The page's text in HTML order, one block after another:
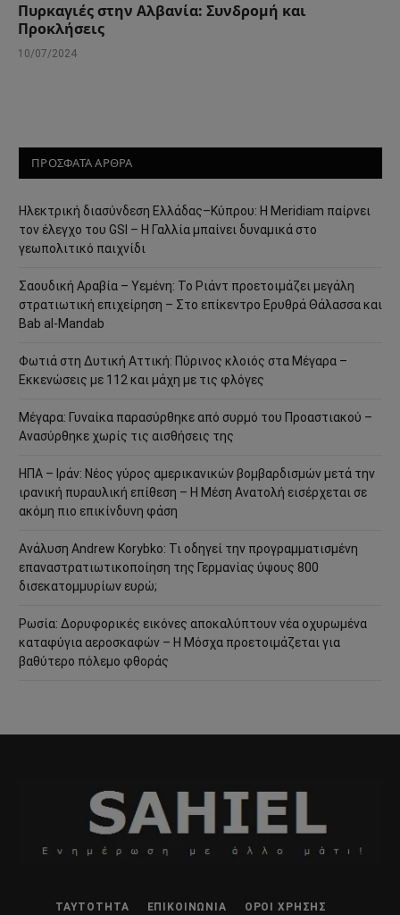
Πυρκαγιές στην Αλβανία: Συνδρομή και
Προκλήσεις
10/07/2024
ΠΡΟΣΦΑΤΑ ΑΡΘΡΑ
Ηλεκτρική διασύνδεση Ελλάδας–Κύπρου: Η Meridiam παίρνει
τον έλεγχο του GSI – Η Γαλλία μπαίνει δυναμικά στο
γεωπολιτικό παιχνίδι
Σαουδική Αραβία – Υεμένη: Το Ριάντ προετοιμάζει μεγάλη
στρατιωτική επιχείρηση – Στο επίκεντρο Ερυθρά Θάλασσα και
Bab al-Mandab
Φωτιά στη Δυτική Αττική: Πύρινος κλοιός στα Μέγαρα –
Εκκενώσεις με 112 και μάχη με τις φλόγες
Μέγαρα: Γυναίκα παρασύρθηκε από συρμό του Προαστιακού –
Ανασύρθηκε χωρίς τις αισθήσεις της
ΗΠΑ – Ιράν: Νέος γύρος αμερικανικών βομβαρδισμών μετά την
ιρανική πυραυλική επίθεση – Η Μέση Ανατολή εισέρχεται σε
ακόμη πιο επικίνδυνη φάση
Ανάλυση Andrew Korybko: Τι οδηγεί την προγραμματισμένη
επαναστρατιωτικοποίηση της Γερμανίας ύψους 800
δισεκατομμυρίων ευρώ;
Ρωσία: Δορυφορικές εικόνες αποκαλύπτουν νέα οχυρωμένα
καταφύγια αεροσκαφών – Η Μόσχα προετοιμάζεται για
βαθύτερο πόλεμο φθοράς
ΤΑΥΤΌΤΗΤΑ ΕΠΙΚΟΙΝΩΝΊΑ ΌΡΟΙ ΧΡΉΣΗΣ